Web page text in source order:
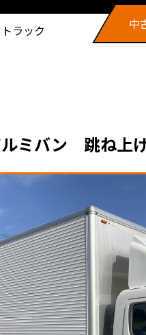
ラック 中
ミバン 跳ね上